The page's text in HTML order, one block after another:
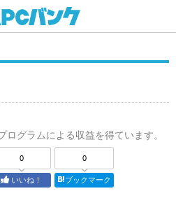
グラムによる収益を得ています。
0
いいね！
0
ブックマーク